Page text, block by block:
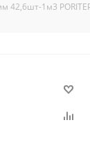
42,6шт-1м3